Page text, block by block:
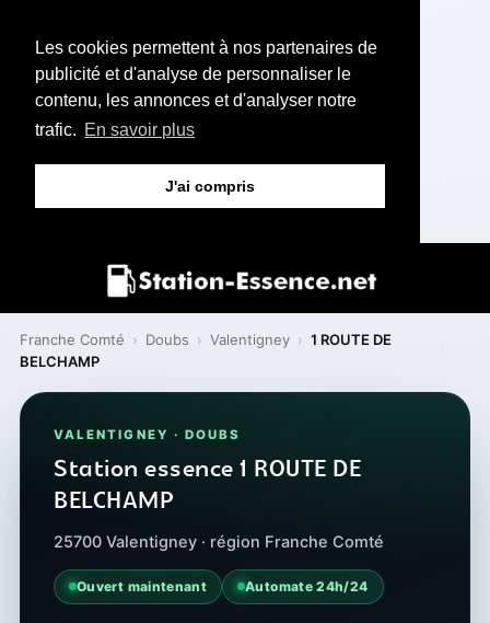
Les cookies permettent à nos partenaires de
publicité et d'analyse de personnaliser le
contenu, les annonces et d'analyser notre
trafic. En savoir plus
J'ai compris
Franche Comté › Doubs › Valentigney › 1 ROUTE DE
BELCHAMP
VALENTIGNEY · DOUBS
Station essence 1 ROUTE DE
BELCHAMP
25700 Valentigney · région Franche Comté
Ouvert maintenant Automate 24h/24